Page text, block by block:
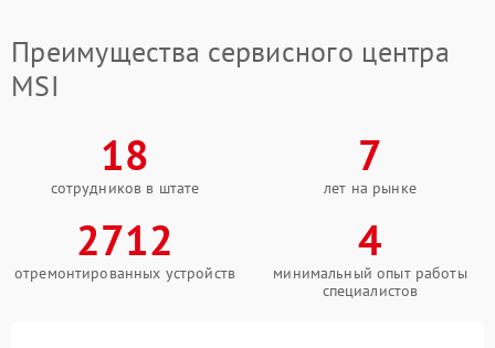
Преимущества сервисного центра
MSI
18
сотрудников в штате
7
лет на рынке
2712
отремонтированных устройств
4
минимальный опыт работы
специалистов